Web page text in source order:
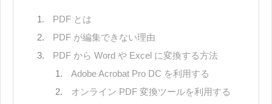
PDF とは
PDF が編集できない理由
PDF から Word や Excel に変換する方法
Adobe Acrobat Pro DC を利用する
オンライン PDF 変換ツールを利用する